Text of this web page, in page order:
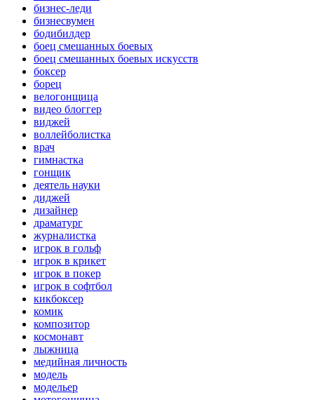
бизнес-леди
бизнесвумен
бодибилдер
боец смешанных боевых
боец смешанных боевых искусств
боксер
борец
велогонщица
видео блоггер
виджей
воллейболистка
врач
гимнастка
гонщик
деятель науки
диджей
дизайнер
драматург
журналистка
игрок в гольф
игрок в крикет
игрок в покер
игрок в софтбол
кикбоксер
комик
композитор
космонавт
лыжница
медийная личность
модель
модельер